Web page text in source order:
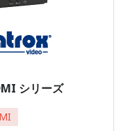
シリーズ